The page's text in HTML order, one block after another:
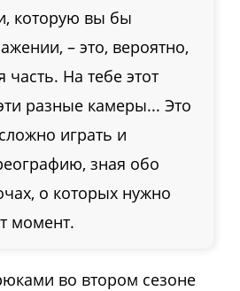
которую вы бы
– это, вероятно,
часть. На тебе этот
разные камеры... Это
играть и
зная обо
о которых нужно
момент.
во втором сезоне